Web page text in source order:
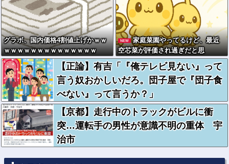
グラボ、国内価格4割値上げかｗｗ
ｗｗｗｗｗｗｗｗｗｗｗｗｗｗ
NEW
家庭菜園やってるけど、最近
空芯菜が評価され過ぎだと思
う！！！！！
【正論】有吉「『俺テレビ見ない』って
言う奴おかしいだろ。団子屋で『団子食
べない』って言うか？」
【京都】走行中のトラックがビルに衝
突…運転手の男性が意識不明の重体 宇
治市